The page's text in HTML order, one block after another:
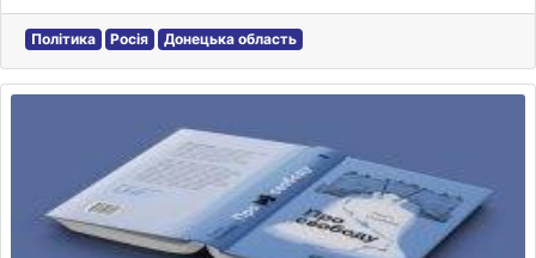
Політика Росія Донецька область